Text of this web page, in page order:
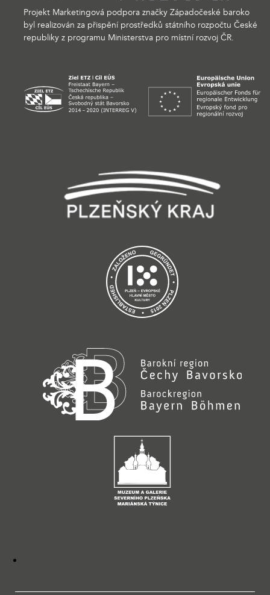
Projekt Marketingová podpora značky Západočeské baroko
byl realizován za přispění prostředků státního rozpočtu České
republiky z programu Ministerstva pro místní rozvoj ČR.